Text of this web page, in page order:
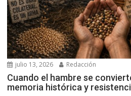
julio 13, 2026 Redacción
Cuando el hambre se
memoria histórica y